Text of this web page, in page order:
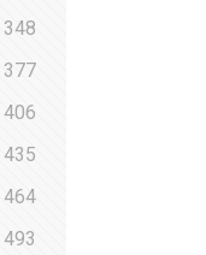
348
377
406
435
464
493